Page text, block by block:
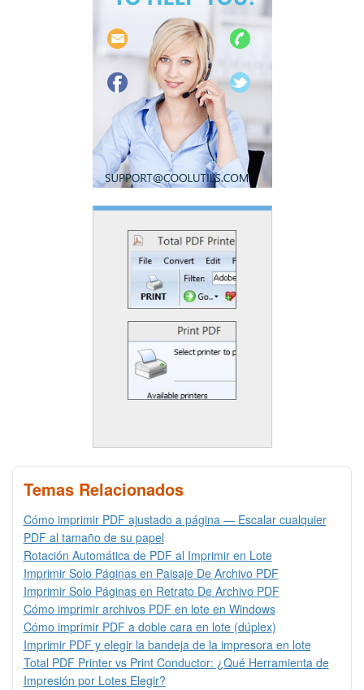
Temas Relacionados
Cómo imprimir PDF ajustado a página — Escalar cualquier
PDF al tamaño de su papel
Rotación Automática de PDF al Imprimir en Lote
Imprimir Solo Páginas en Paisaje De Archivo PDF
Imprimir Solo Páginas en Retrato De Archivo PDF
Cómo imprimir archivos PDF en lote en Windows
Cómo imprimir PDF a doble cara en lote (dúplex)
Imprimir PDF y elegir la bandeja de la impresora en lote
Total PDF Printer vs Print Conductor: ¿Qué Herramienta de
Impresión por Lotes Elegir?